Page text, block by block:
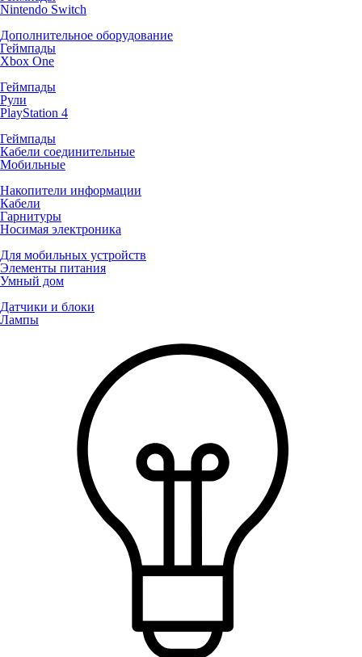
Nintendo Switch
Дополнительное оборудование
Геймпады
Xbox One
Геймпады
Рули
PlayStation 4
Геймпады
Кабели соединительные
Мобильные
Накопители информации
Кабели
Гарнитуры
Носимая электроника
Для мобильных устройств
Элементы питания
Умный дом
Датчики и блоки
Лампы